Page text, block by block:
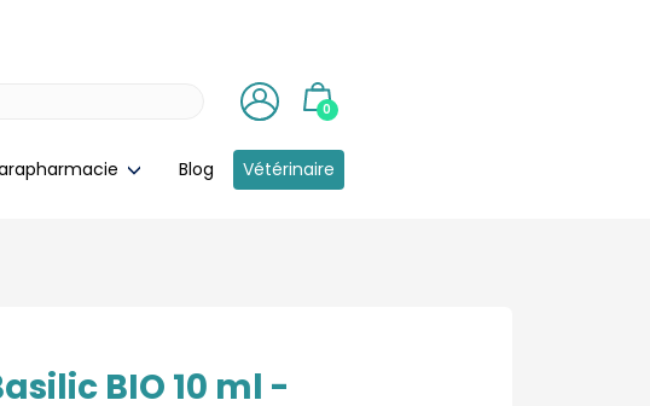
0
Blog Vétérinaire
BIO 10 ml -